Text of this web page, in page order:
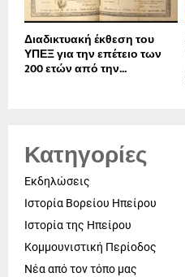
Διαδικτυακή έκθεση του
ΥΠΕΞ για την επέτειο των
200 ετών από την...
Κατηγορίες
Εκδηλώσεις
Ιστορία Βορείου Ηπείρου
Ιστορία της Ηπείρου
Κομμουνιστική Περίοδος
Νέα από τον τόπο μας